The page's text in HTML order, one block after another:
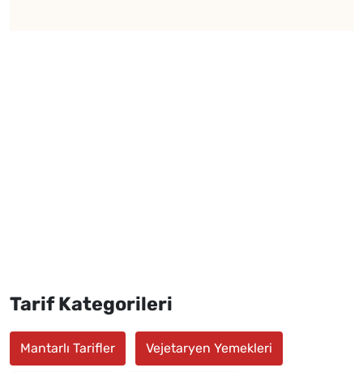
Tarif Kategorileri
Mantarlı Tarifler Vejetaryen Yemekleri